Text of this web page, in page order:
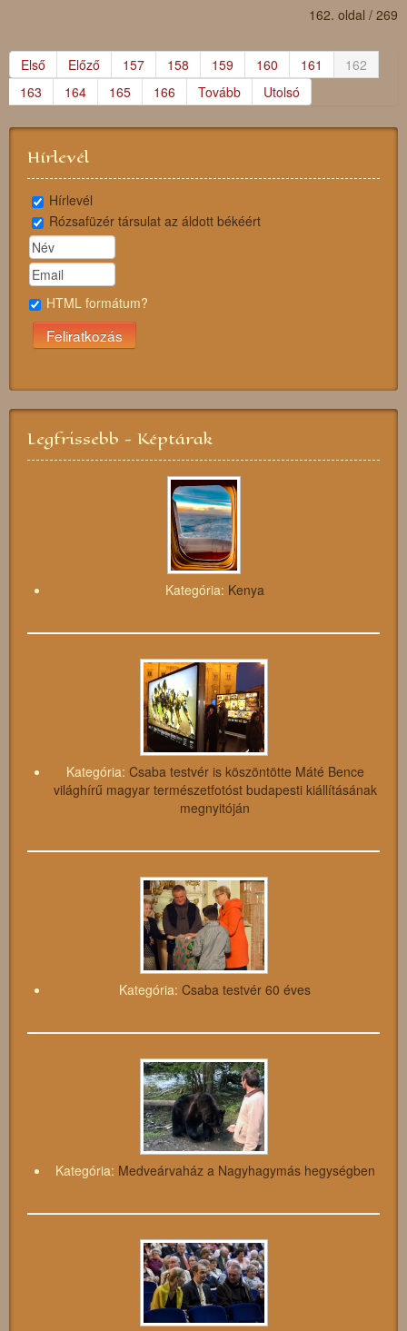
162. oldal / 269
Első Előző 157 158 159 160 161
162
163
164 165 166 Tovább Utolsó
Hírlevél
Hírlevél
Rózsafüzér társulat az áldott békéért
HTML formátum?
Legfrissebb - Képtárak
Kategória: Kenya
Kategória: Csaba testvér is köszöntötte Máté Bence
világhírű magyar természetfotóst budapesti kiállításának
megnyitóján
Kategória: Csaba testvér 60 éves
Kategória: Medveárvaház a Nagyhagymás hegységben